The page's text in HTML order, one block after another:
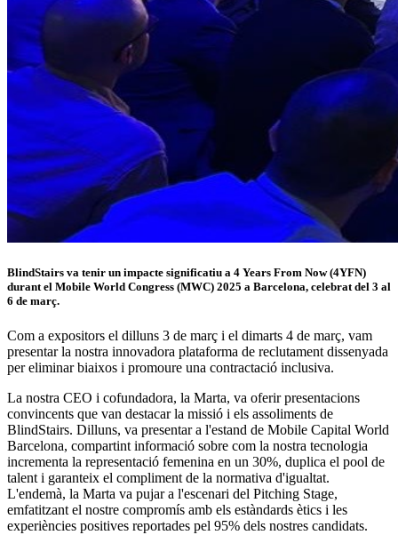
BlindStairs va tenir un impacte significatiu a 4 Years From Now (4YFN)
durant el Mobile World Congress (MWC) 2025 a Barcelona, celebrat del 3 al
6 de març.
Com a expositors el dilluns 3 de març i el dimarts 4 de març, vam
presentar la nostra innovadora plataforma de reclutament dissenyada
per eliminar biaixos i promoure una contractació inclusiva.
La nostra CEO i cofundadora, la Marta, va oferir presentacions
convincents que van destacar la missió i els assoliments de
BlindStairs. Dilluns, va presentar a l'estand de Mobile Capital World
Barcelona, compartint informació sobre com la nostra tecnologia
incrementa la representació femenina en un 30%, duplica el pool de
talent i garanteix el compliment de la normativa d'igualtat.
L'endemà, la Marta va pujar a l'escenari del Pitching Stage,
emfatitzant el nostre compromís amb els estàndards ètics i les
experiències positives reportades pel 95% dels nostres candidats.